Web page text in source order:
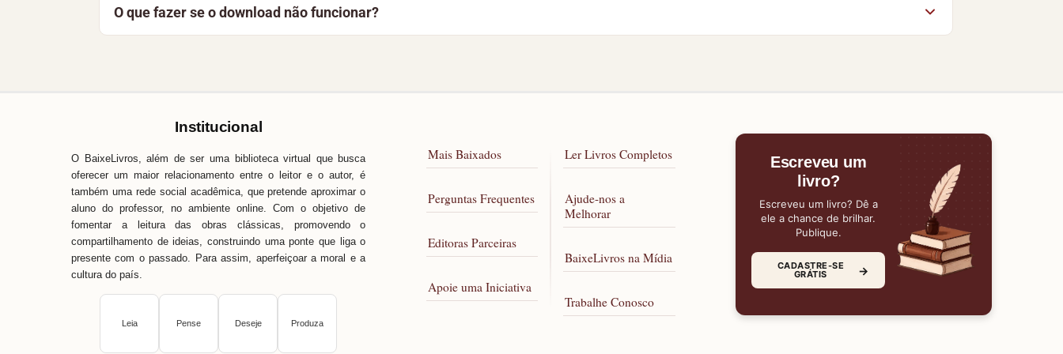
a manter a biblioteca gratuita e acessível para todos.
O que fazer se o download não funcionar?
Institucional
O BaixeLivros, além de ser uma biblioteca virtual que busca
oferecer um maior relacionamento entre o leitor e o autor, é
também uma rede social acadêmica, que pretende aproximar o
aluno do professor, no ambiente online. Com o objetivo de
fomentar a leitura das obras clássicas, promovendo o
compartilhamento de ideias, construindo uma ponte que liga o
presente com o passado. Para assim, aperfeiçoar a moral e a
cultura do país.
Leia Pense Deseje Produza
Mais Baixados
Perguntas Frequentes
Editoras Parceiras
Apoie uma Iniciativa
Ler Livros Completos
Ajude-nos a
Melhorar
BaixeLivros na Mídia
Trabalhe Conosco
Escreveu um
livro?
Escreveu um livro? Dê a
ele a chance de brilhar.
Publique.
CADASTRE-SE
GRÁTIS →